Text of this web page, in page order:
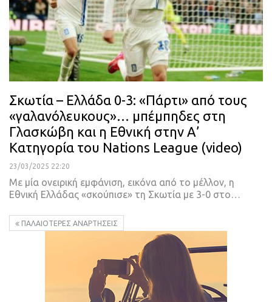
Σκωτία – Ελλάδα 0-3: «Πάρτι» από τους
«γαλανόλευκους»… μπέμπηδες στη
Γλασκώβη και η Εθνική στην Α’
Κατηγορία του Nations League (video)
23/03/2025 22:20
Με μία ονειρική εμφάνιση, εικόνα από το μέλλον, η
Εθνική Ελλάδας «σκούπισε» τη Σκωτία με 3-0 στο…
ΠΑΛΑΙΌΤΕΡΕΣ ΑΝΑΡΤΉΣΕΙΣ